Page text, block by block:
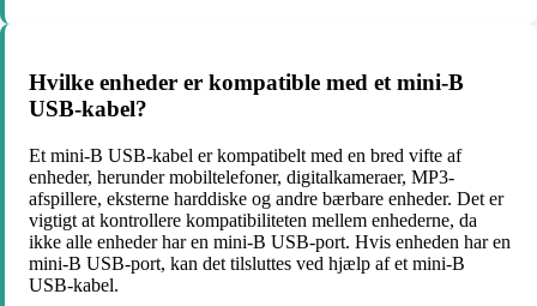
Hvilke enheder er kompatible med et mini-B
USB-kabel?
Et mini-B USB-kabel er kompatibelt med en bred vifte af
enheder, herunder mobiltelefoner, digitalkameraer, MP3-
afspillere, eksterne harddiske og andre bærbare enheder. Det er
vigtigt at kontrollere kompatibiliteten mellem enhederne, da
ikke alle enheder har en mini-B USB-port. Hvis enheden har en
mini-B USB-port, kan det tilsluttes ved hjælp af et mini-B
USB-kabel.